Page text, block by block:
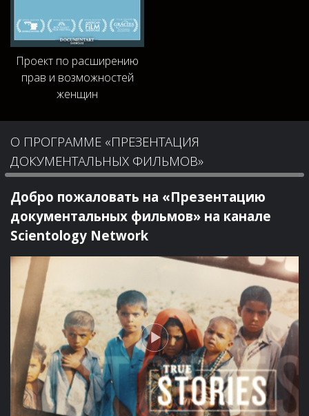
Проект по расширению
прав и возможностей
женщин
О ПРОГРАММЕ «ПРЕЗЕНТАЦИЯ
ДОКУМЕНТАЛЬНЫХ ФИЛЬМОВ»
Добро пожаловать на «Презентацию
документальных фильмов» на канале
Scientology Network